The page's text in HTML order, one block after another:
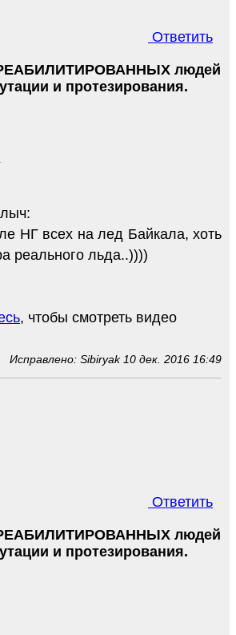
Ответить
людей
и протезирования.
НГ всех на лед Байкала, хоть
реального льда..))))
, чтобы смотреть видео
Исправлено: Sibiryak 10 дек. 2016 16:49
Ответить
людей
и протезирования.